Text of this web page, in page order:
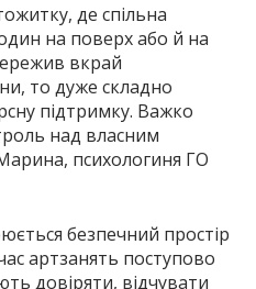
де спільна
на поверх або й на
вкрай
то дуже складно
підтримку. Важко
над власним
психологиня ГО
безпечний простір
артзанять поступово
довіряти, відчувати